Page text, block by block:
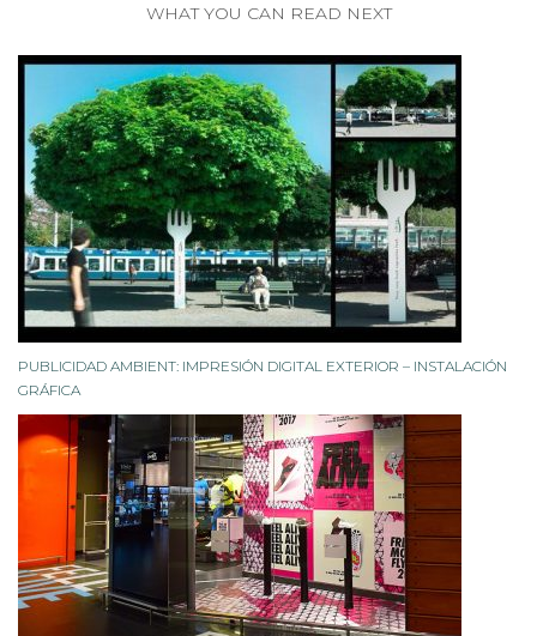
WHAT YOU CAN READ NEXT
PUBLICIDAD AMBIENT: IMPRESIÓN DIGITAL EXTERIOR – INSTALACIÓN
GRÁFICA